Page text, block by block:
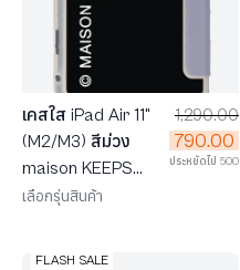
เคสใส iPad Air 11"
(M2/M3) สีม่วง
maison KEEPS
มาร์คโลโก้
1,290.00
790.00
ประหยัดไป 500
เลือกรุ่นสินค้า
FLASH SALE